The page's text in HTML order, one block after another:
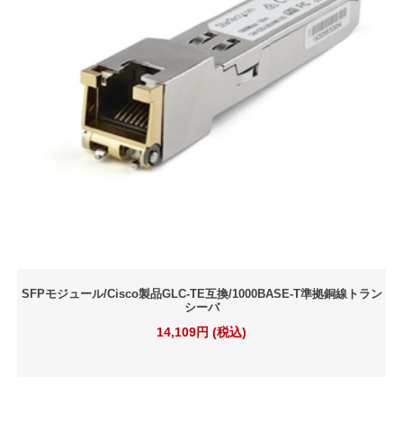
SFPモジュール/Cisco製品GLC-TE互換/1000BASE-T準拠銅線トラン
シーバ
14,109円 (税込)